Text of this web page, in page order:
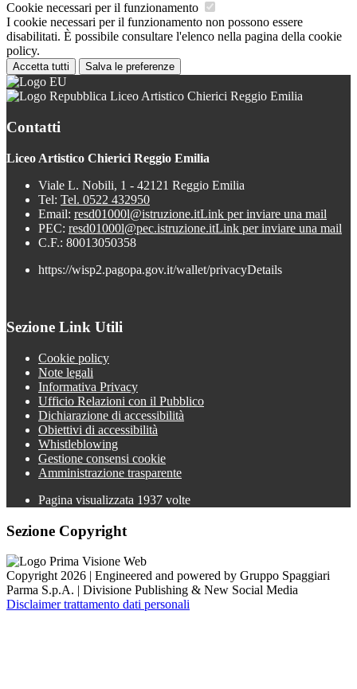
Cookie necessari per il funzionamento
I cookie necessari per il funzionamento non possono essere
disabilitati. È possibile consultare l'elenco nella pagina della cookie
policy.
Accetta tutti Salva le preferenze
Liceo Artistico Chierici Reggio Emilia
Contatti
Liceo Artistico Chierici Reggio Emilia
Viale L. Nobili, 1 - 42121 Reggio Emilia
Tel: Tel. 0522 432950
Email: resd01000l@istruzione.itLink per inviare una mail
PEC: resd01000l@pec.istruzione.itLink per inviare una mail
C.F.: 80013050358
https://wisp2.pagopa.gov.it/wallet/privacyDetails
Sezione Link Utili
Cookie policy
Note legali
Informativa Privacy
Ufficio Relazioni con il Pubblico
Dichiarazione di accessibilità
Obiettivi di accessibilità
Whistleblowing
Gestione consensi cookie
Amministrazione trasparente
Pagina visualizzata 1937 volte
Sezione Copyright
Copyright 2026 | Engineered and powered by Gruppo Spaggiari
Parma S.p.A. | Divisione Publishing & New Social Media
Disclaimer trattamento dati personali